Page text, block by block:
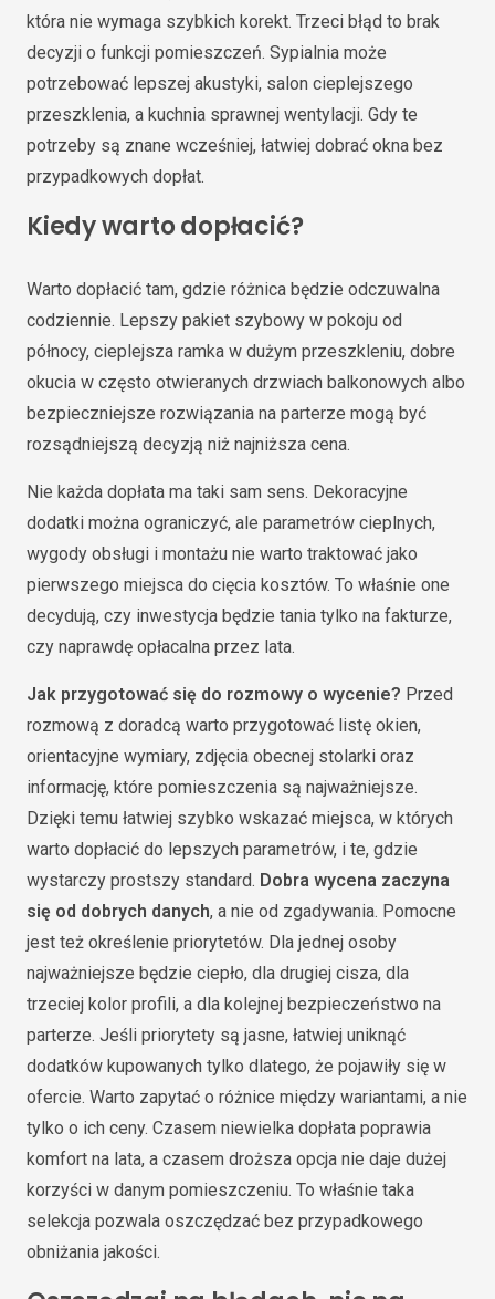
która nie wymaga szybkich korekt. Trzeci błąd to brak
decyzji o funkcji pomieszczeń. Sypialnia może
potrzebować lepszej akustyki, salon cieplejszego
przeszklenia, a kuchnia sprawnej wentylacji. Gdy te
potrzeby są znane wcześniej, łatwiej dobrać okna bez
przypadkowych dopłat.
Kiedy warto dopłacić?
Warto dopłacić tam, gdzie różnica będzie odczuwalna
codziennie. Lepszy pakiet szybowy w pokoju od
północy, cieplejsza ramka w dużym przeszkleniu, dobre
okucia w często otwieranych drzwiach balkonowych albo
bezpieczniejsze rozwiązania na parterze mogą być
rozsądniejszą decyzją niż najniższa cena.
Nie każda dopłata ma taki sam sens. Dekoracyjne
dodatki można ograniczyć, ale parametrów cieplnych,
wygody obsługi i montażu nie warto traktować jako
pierwszego miejsca do cięcia kosztów. To właśnie one
decydują, czy inwestycja będzie tania tylko na fakturze,
czy naprawdę opłacalna przez lata.
Jak przygotować się do rozmowy o wycenie? Przed
rozmową z doradcą warto przygotować listę okien,
orientacyjne wymiary, zdjęcia obecnej stolarki oraz
informację, które pomieszczenia są najważniejsze.
Dzięki temu łatwiej szybko wskazać miejsca, w których
warto dopłacić do lepszych parametrów, i te, gdzie
wystarczy prostszy standard. Dobra wycena zaczyna
się od dobrych danych, a nie od zgadywania. Pomocne
jest też określenie priorytetów. Dla jednej osoby
najważniejsze będzie ciepło, dla drugiej cisza, dla
trzeciej kolor profili, a dla kolejnej bezpieczeństwo na
parterze. Jeśli priorytety są jasne, łatwiej uniknąć
dodatków kupowanych tylko dlatego, że pojawiły się w
ofercie. Warto zapytać o różnice między wariantami, a nie
tylko o ich ceny. Czasem niewielka dopłata poprawia
komfort na lata, a czasem droższa opcja nie daje dużej
korzyści w danym pomieszczeniu. To właśnie taka
selekcja pozwala oszczędzać bez przypadkowego
obniżania jakości.